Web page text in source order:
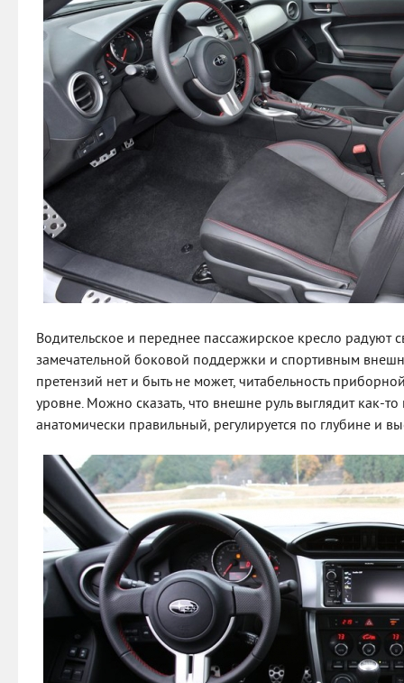
Водительское и переднее пассажирское кресло
замечательной боковой поддержки и спортивным
претензий нет и быть не может, читабельность
уровне. Можно сказать, что внешне руль выглядит как-
анатомически правильный, регулируется по глубине и